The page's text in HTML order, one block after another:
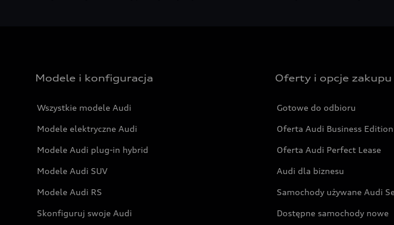
Modele i konfiguracja
Wszystkie modele Audi
Modele elektryczne Audi
Modele Audi plug-in hybrid
Modele Audi SUV
Modele Audi RS
Skonfiguruj swoje Audi
Oferty i opcje zakupu
Gotowe do odbioru
Oferta Audi Business Edition
Oferta Audi Perfect Lease
Audi dla biznesu
Samochody używane Audi
Dostępne samochody nowe